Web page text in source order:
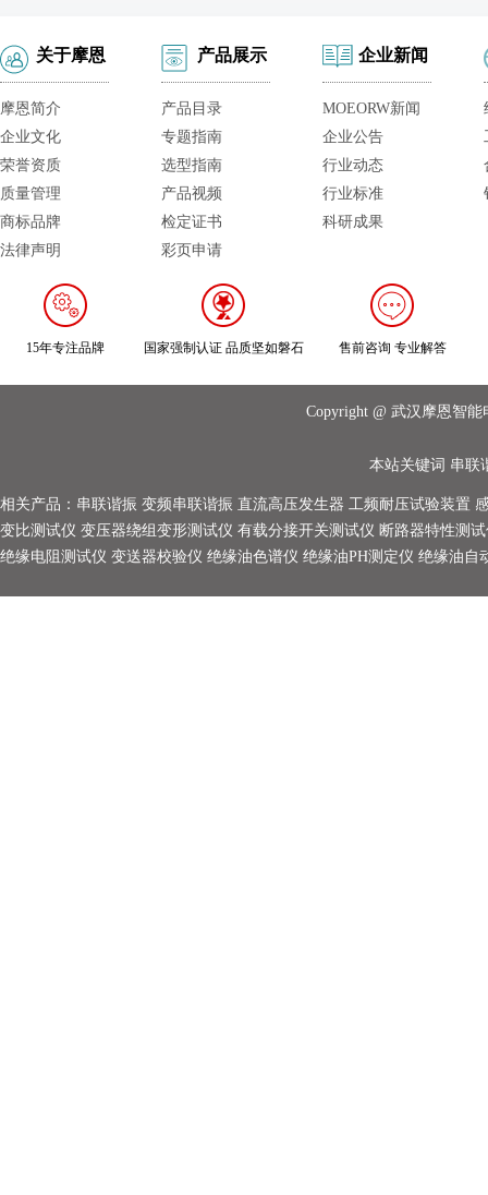
关于摩恩
摩恩简介
企业文化
荣誉资质
质量管理
商标品牌
法律声明
产品展示
产品目录
专题指南
选型指南
产品视频
检定证书
彩页申请
企业新闻
MOEORW新闻
企业公告
行业动态
行业标准
科研成果
15年专注品牌 国家强制认证 品质坚如磐石 售前咨询 专业解答
Copyright @ 武汉摩恩智
本站关键词 串联
相关产品： 串联谐振 变频串联谐振 直流高压发生器 工频耐压试验装置
变比测试仪 变压器绕组变形测试仪 有载分接开关测试仪 断路器特性测
绝缘电阻测试仪 变送器校验仪 绝缘油色谱仪 绝缘油PH测定仪 绝缘油自